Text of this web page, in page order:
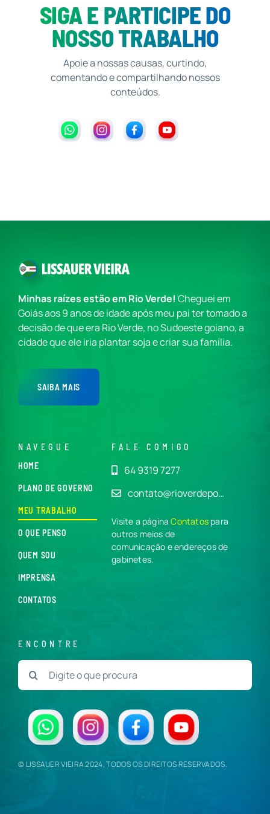
SIGA E PARTICIPE DO
NOSSO TRABALHO
Apoie a nossas causas, curtindo,
comentando e compartilhando nossos
conteúdos.
Minhas raízes estão em Rio Verde! Cheguei em
Goiás aos 9 anos de idade após meu pai ter tomado a
decisão de que era Rio Verde, no Sudoeste goiano, a
cidade que ele iria plantar soja e criar sua família.
SAIBA MAIS
NAVEGUE
HOME
PLANO DE GOVERNO
MEU TRABALHO
O QUE PENSO
QUEM SOU
IMPRENSA
CONTATOS
FALE COMIGO
64 9319 7277
contato@rioverdepo…
Visite a páginaContatos para
outros meios de
comunicação e endereços de
gabinetes.
ENCONTRE
Buscar
resultados
© LISSAUER VIEIRA 2024, TODOS OS DIREITOS RESERVADOS.